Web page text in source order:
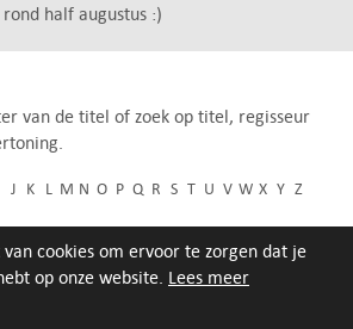
cookies om ervoor te zorgen dat je
op onze website. Lees meer
half augustus :)
van de titel of zoek op titel, regisseur
J K L M N O P Q R S T U V W X Y Z